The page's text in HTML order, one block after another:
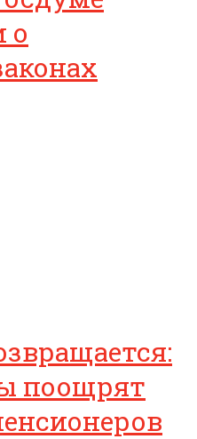
о
поощрят